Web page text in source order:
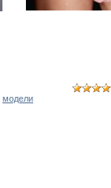
модели